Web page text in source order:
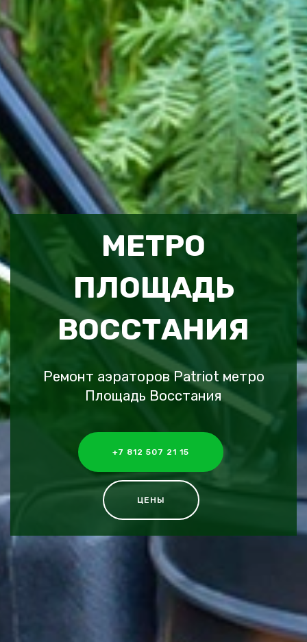
МЕТРО
ПЛОЩАДЬ
ВОССТАНИЯ
Ремонт аэраторов Patriot метро
Площадь Восстания
+7 812 507 21 15
ЦЕНЫ